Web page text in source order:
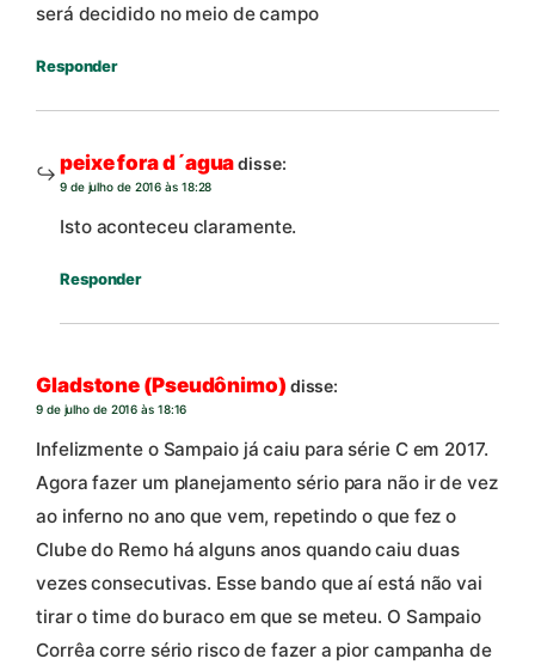
será decidido no meio de campo
Responder
peixe fora d´aguadisse:
9 de julho de 2016 às 18:28
Isto aconteceu claramente.
Responder
Gladstone (Pseudônimo) disse:
9 de julho de 2016 às 18:16
Infelizmente o Sampaio já caiu para série C em 2017.
Agora fazer um planejamento sério para não ir de vez
ao inferno no ano que vem, repetindo o que fez o
Clube do Remo há alguns anos quando caiu duas
vezes consecutivas. Esse bando que aí está não vai
tirar o time do buraco em que se meteu. O Sampaio
Corrêa corre sério risco de fazer a pior campanha de